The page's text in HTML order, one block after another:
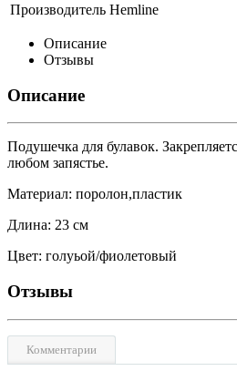
Производитель Hemline
Описание
Отзывы
Описание
Подушечка для булавок.
любом запястье.
Материал: поролон,пластик
Длина: 23 см
Цвет: голуьой/фиолетовый
Отзывы
Комментарии